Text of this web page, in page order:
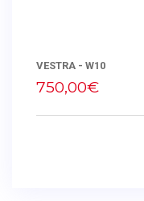
VESTRA - W10
750,00€